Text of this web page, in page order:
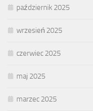
październik 2025
wrzesień 2025
czerwiec 2025
maj 2025
marzec 2025